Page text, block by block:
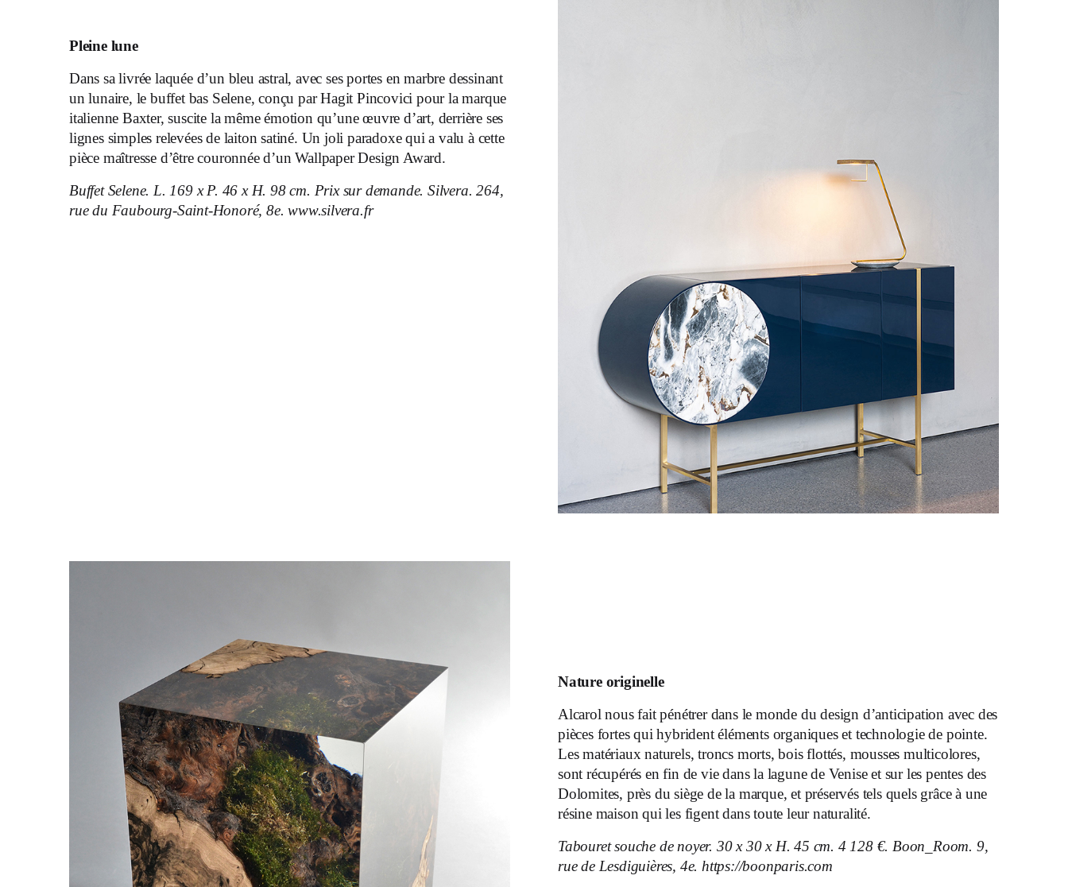
Pleine lune
Dans sa livrée laquée d’un bleu astral, avec ses portes en marbre dessinant
un lunaire, le buffet bas Selene, conçu par Hagit Pincovici pour la marque
italienne Baxter, suscite la même émotion qu’une œuvre d’art, derrière ses
lignes simples relevées de laiton satiné. Un joli paradoxe qui a valu à cette
pièce maîtresse d’être couronnée d’un Wallpaper Design Award.
Buffet Selene. L. 169 x P. 46 x H. 98 cm. Prix sur demande. Silvera. 264,
rue du Faubourg-Saint-Honoré, 8e. www.silvera.fr
Nature originelle
Alcarol nous fait pénétrer dans le monde du design d’anticipation avec des
pièces fortes qui hybrident éléments organiques et technologie de pointe.
Les matériaux naturels, troncs morts, bois flottés, mousses multicolores,
sont récupérés en fin de vie dans la lagune de Venise et sur les pentes des
Dolomites, près du siège de la marque, et préservés tels quels grâce à une
résine maison qui les figent dans toute leur naturalité.
Tabouret souche de noyer. 30 x 30 x H. 45 cm. 4 128 €. Boon_Room. 9,
rue de Lesdiguières, 4e. https://boonparis.com